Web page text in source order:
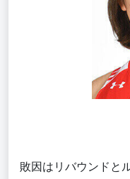
敗因はリバウンドと